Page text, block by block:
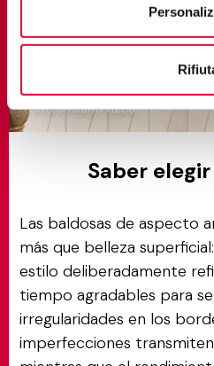
cottomilano talco
Saber
Las baldosas de aspecto
más que belleza
estilo deliberadamente
tiempo agradables para
irregularidades en los
imperfecciones